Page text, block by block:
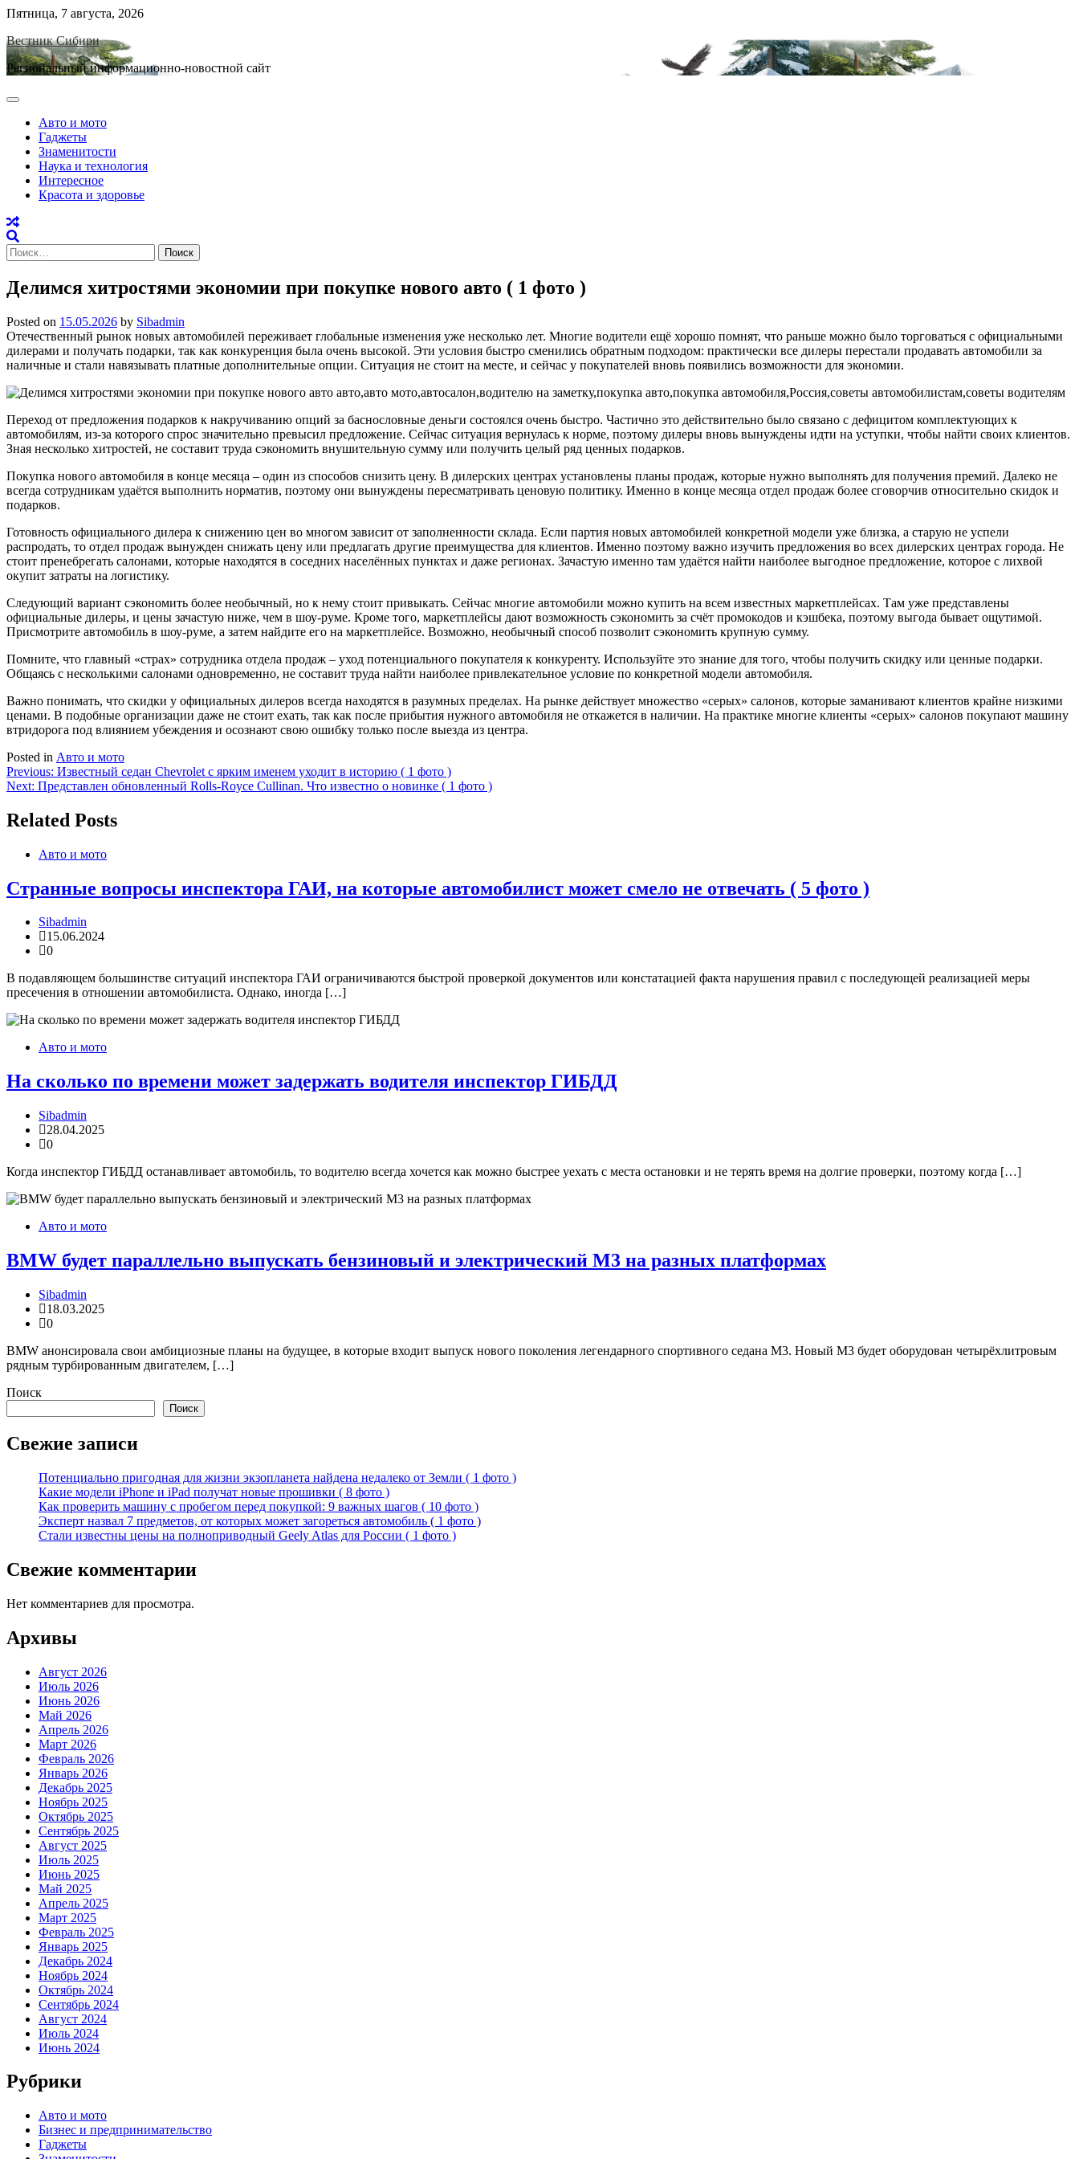
Skip
content
Пятница, 7 августа, 2026
Вестник Сибири
Региональный информационно-новостной сайт
Авто и мото
Гаджеты
Знаменитости
Наука и технология
Интересное
Красота и здоровье
Найти:
Делимся хитростями экономии при покупке нового авто ( 1 фото )
Posted on 15.05.2026 by Sibadmin
Отечественный рынок новых автомобилей переживает глобальные изменения уже несколько лет. Многие водители ещё хорошо помнят, что раньше можно было торговаться с официальными
дилерами и получать подарки, так как конкуренция была очень высокой. Эти условия быстро сменились обратным подходом: практически все дилеры перестали продавать автомобили за
наличные и стали навязывать платные дополнительные опции. Ситуация не стоит на месте, и сейчас у покупателей вновь появились возможности для экономии.
Переход от предложения подарков к накручиванию опций за баснословные деньги состоялся очень быстро. Частично это действительно было связано с дефицитом комплектующих к
автомобилям, из-за которого спрос значительно превысил предложение. Сейчас ситуация вернулась к норме, поэтому дилеры вновь вынуждены идти на уступки, чтобы найти своих клиентов.
Зная несколько хитростей, не составит труда сэкономить внушительную сумму или получить целый ряд ценных подарков.
Покупка нового автомобиля в конце месяца – один из способов снизить цену. В дилерских центрах установлены планы продаж, которые нужно выполнять для получения премий. Далеко не
всегда сотрудникам удаётся выполнить норматив, поэтому они вынуждены пересматривать ценовую политику. Именно в конце месяца отдел продаж более сговорчив относительно скидок и
подарков.
Готовность официального дилера к снижению цен во многом зависит от заполненности склада. Если партия новых автомобилей конкретной модели уже близка, а старую не успели
распродать, то отдел продаж вынужден снижать цену или предлагать другие преимущества для клиентов. Именно поэтому важно изучить предложения во всех дилерских центрах города. Не
стоит пренебрегать салонами, которые находятся в соседних населённых пунктах и даже регионах. Зачастую именно там удаётся найти наиболее выгодное предложение, которое с лихвой
окупит затраты на логистику.
Следующий вариант сэкономить более необычный, но к нему стоит привыкать. Сейчас многие автомобили можно купить на всем известных маркетплейсах. Там уже представлены
официальные дилеры, и цены зачастую ниже, чем в шоу-руме. Кроме того, маркетплейсы дают возможность сэкономить за счёт промокодов и кэшбека, поэтому выгода бывает ощутимой.
Присмотрите автомобиль в шоу-руме, а затем найдите его на маркетплейсе. Возможно, необычный способ позволит сэкономить крупную сумму.
Помните, что главный «страх» сотрудника отдела продаж – уход потенциального покупателя к конкуренту. Используйте это знание для того, чтобы получить скидку или ценные подарки.
Общаясь с несколькими салонами одновременно, не составит труда найти наиболее привлекательное условие по конкретной модели автомобиля.
Важно понимать, что скидки у официальных дилеров всегда находятся в разумных пределах. На рынке действует множество «серых» салонов, которые заманивают клиентов крайне низкими
ценами. В подобные организации даже не стоит ехать, так как после прибытия нужного автомобиля не откажется в наличии. На практике многие клиенты «серых» салонов покупают машину
втридорога под влиянием убеждения и осознают свою ошибку только после выезда из центра.
Posted in Авто и мото
Навигация
по
записям
Previous: Известный седан Chevrolet с ярким именем уходит в историю ( 1 фото )
Next: Представлен обновленный Rolls-Royce Cullinan. Что известно о новинке ( 1 фото )
Related Posts
Авто и мото
Странные вопросы инспектора ГАИ, на которые автомобилист может смело не отвечать ( 5 фото )
Sibadmin
15.06.2024
0
В подавляющем большинстве ситуаций инспектора ГАИ ограничиваются быстрой проверкой документов или констатацией факта нарушения правил с последующей реализацией меры
пресечения в отношении автомобилиста. Однако, иногда […]
Авто и мото
На сколько по времени может задержать водителя инспектор ГИБДД
Sibadmin
28.04.2025
0
Когда инспектор ГИБДД останавливает автомобиль, то водителю всегда хочется как можно быстрее уехать с места остановки и не терять время на долгие проверки, поэтому когда […]
Авто и мото
BMW будет параллельно выпускать бензиновый и электрический M3 на разных платформах
Sibadmin
18.03.2025
0
BMW анонсировала свои амбициозные планы на будущее, в которые входит выпуск нового поколения легендарного спортивного седана M3. Новый M3 будет оборудован четырёхлитровым
рядным турбированным двигателем, […]
Поиск
Поиск
Свежие записи
Потенциально пригодная для жизни экзопланета найдена недалеко от Земли ( 1 фото )
Какие модели iPhone и iPad получат новые прошивки ( 8 фото )
Как проверить машину с пробегом перед покупкой: 9 важных шагов ( 10 фото )
Эксперт назвал 7 предметов, от которых может загореться автомобиль ( 1 фото )
Стали известны цены на полноприводный Geely Atlas для России ( 1 фото )
Свежие комментарии
Нет комментариев для просмотра.
Архивы
Август 2026
Июль 2026
Июнь 2026
Май 2026
Апрель 2026
Март 2026
Февраль 2026
Январь 2026
Декабрь 2025
Ноябрь 2025
Октябрь 2025
Сентябрь 2025
Август 2025
Июль 2025
Июнь 2025
Май 2025
Апрель 2025
Март 2025
Февраль 2025
Январь 2025
Декабрь 2024
Ноябрь 2024
Октябрь 2024
Сентябрь 2024
Август 2024
Июль 2024
Июнь 2024
Рубрики
Авто и мото
Бизнес и предпринимательство
Гаджеты